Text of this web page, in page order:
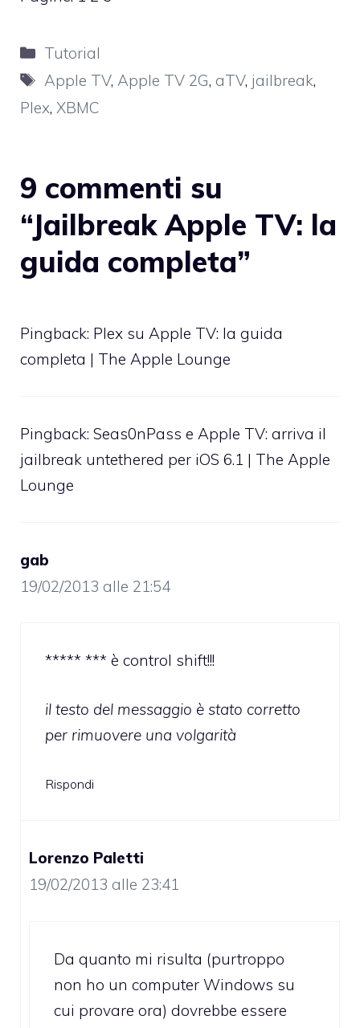
Categorie
Tutorial
Tag
Apple TV, Apple TV 2G, aTV, jailbreak,
Plex, XBMC
9 commenti su
“Jailbreak Apple TV: la
guida completa”
Pingback: Plex su Apple TV: la guida
completa | The Apple Lounge
Pingback: Seas0nPass e Apple TV: arriva il
jailbreak untethered per iOS 6.1 | The Apple
Lounge
gab
19/02/2013 alle 21:54
***** *** è control shift!!!
il testo del messaggio è stato corretto
per rimuovere una volgarità
Rispondi
Lorenzo Paletti
19/02/2013 alle 23:41
Da quanto mi risulta (purtroppo
non ho un computer Windows su
cui provare ora) dovrebbe essere